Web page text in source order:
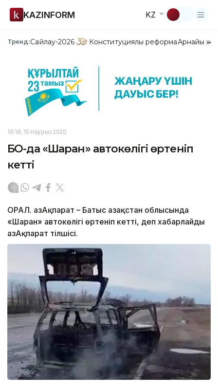
KAZINFORM KZ
Тренд:Сайлау-2026 Конституциялық реформаАрнайы
16:18, 15 Наурыз 2020
БҚО-да «Шаран» автокөлігі өртеніп
кетті
ОРАЛ. ҚазАқпарат – Батыс Қазақстан облысында
«Шаран» автокөлігі өртеніп кетті, деп хабарлайды
ҚазАқпарат тілшісі.